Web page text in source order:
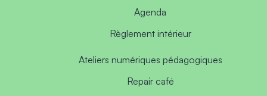
Agenda
Règlement intérieur
Ateliers numériques pédagogiques
Repair café